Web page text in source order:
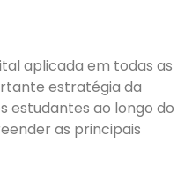
aplicada em todas as
estratégia da
estudantes ao longo do
as principais